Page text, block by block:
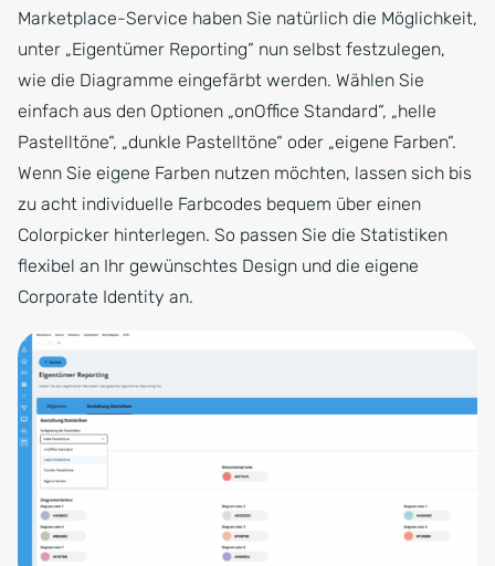
Marketplace-Service haben Sie natürlich die Möglichkeit,
unter „Eigentümer Reporting“ nun selbst festzulegen,
wie die Diagramme eingefärbt werden. Wählen Sie
einfach aus den Optionen „onOffice Standard“, „helle
Pastelltöne“, „dunkle Pastelltöne“ oder „eigene Farben“.
Wenn Sie eigene Farben nutzen möchten, lassen sich bis
zu acht individuelle Farbcodes bequem über einen
Colorpicker hinterlegen. So passen Sie die Statistiken
flexibel an Ihr gewünschtes Design und die eigene
Corporate Identity an.